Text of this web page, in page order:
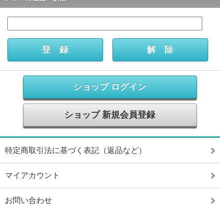
ショップ ログイン
ショップ 新規会員登録
特定商取引法に基づく表記（返品など）
マイアカウント
お問い合わせ